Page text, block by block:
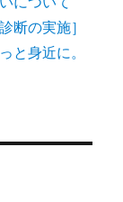
断の実施］
と身近に。